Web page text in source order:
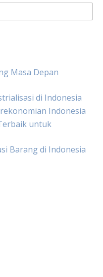
Masa Depan
di Indonesia
Indonesia
untuk
Barang di Indonesia